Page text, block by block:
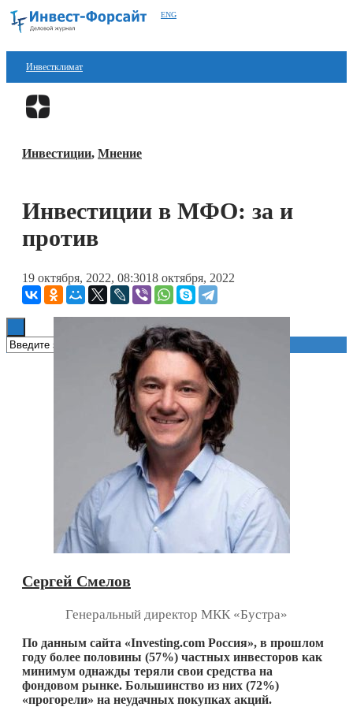
ENG
Инвестклимат
Финансы
Блокчейн
Книги
Инвестиции, Мнение
Инвестиции в МФО: за и
против
19 октября, 2022, 08:3018 октября, 2022
Сергей Смелов
Генеральный директор МКК «Бустра»
По данным сайта «Investing.com Россия», в прошлом
году более половины (57%) частных инвесторов как
минимум однажды теряли свои средства на
фондовом рынке. Большинство из них (72%)
«прогорели» на неудачных покупках акций.